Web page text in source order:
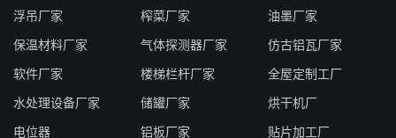
浮吊厂家
榨菜厂家
油墨厂家
保温材料厂家
气体探测器厂家
仿古铝瓦厂家
软件厂家
楼梯栏杆厂家
全屋定制工厂
水处理设备厂家
储罐厂家
烘干机厂
电位器
铝板厂家 贴片加工厂